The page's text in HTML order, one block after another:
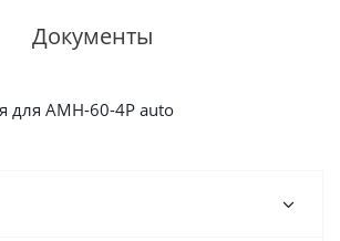
Документы
для AMH-60-4P auto